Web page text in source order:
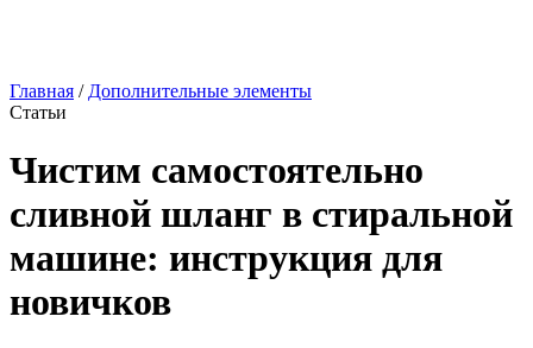
Главная / Дополнительные элементы
Статьи
Чистим самостоятельно
сливной шланг в стиральной
машине: инструкция для
новичков